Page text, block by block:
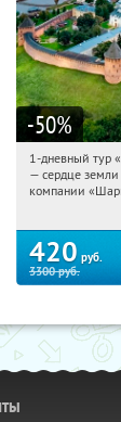
-50%
16:11:13
Достоевская
1-дневный тур
— сердце земли
компании
420 руб.
3300руб.